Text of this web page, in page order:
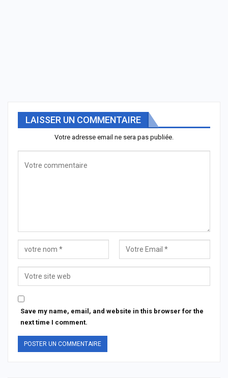
LAISSER UN COMMENTAIRE
Votre adresse email ne sera pas publiée.
Save my name, email, and website in this browser for the
next time I comment.